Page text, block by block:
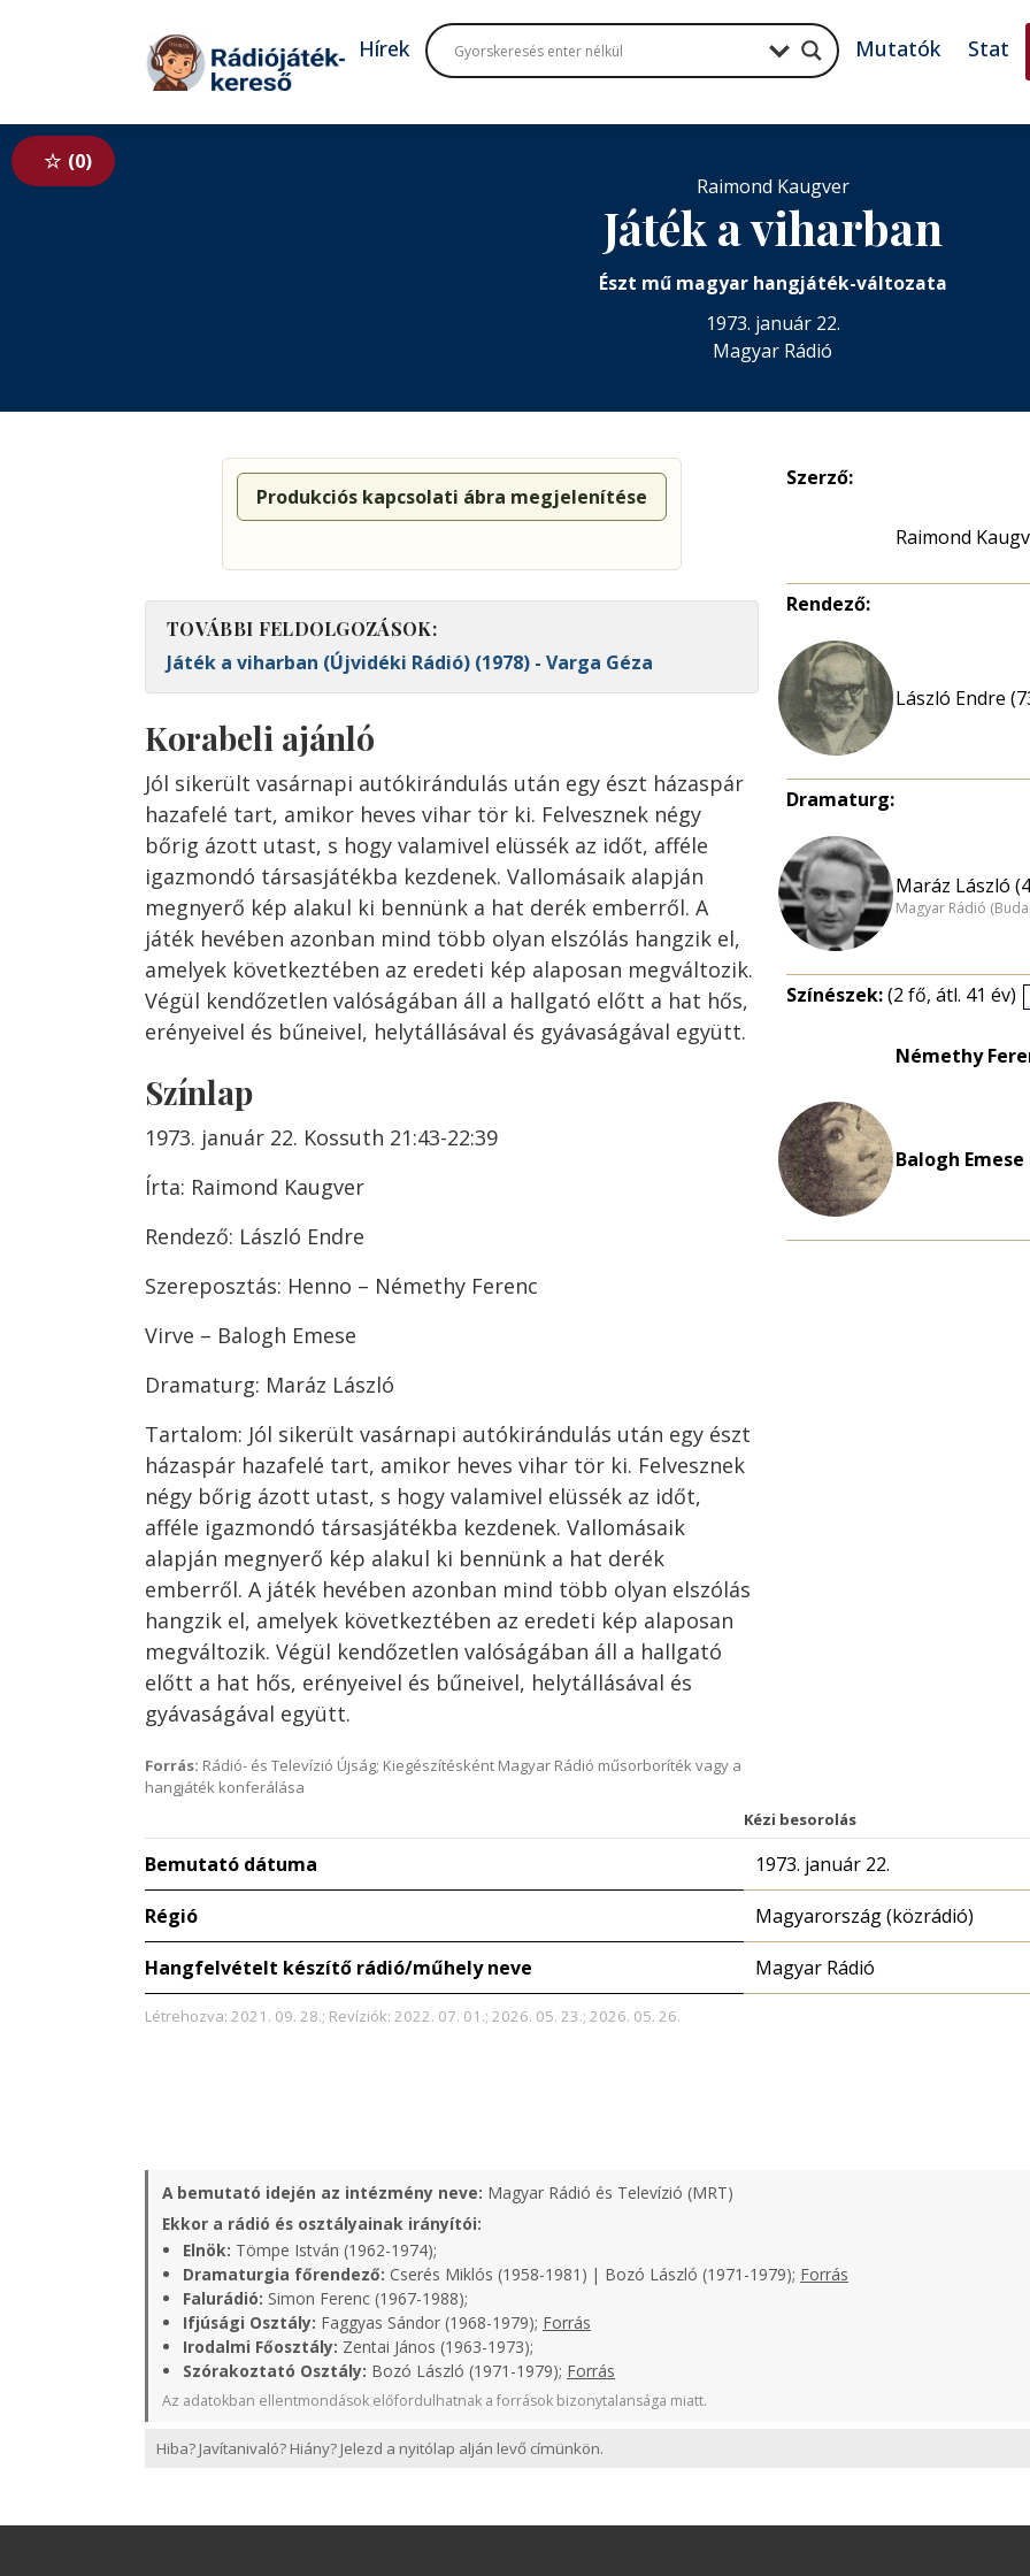
Tovább a tartalomhoz
Hírek Mutatók Stat
0
Raimond Kaugver
Játék a viharban
Észt mű magyar hangjáték-változata
1973. január 22.
Magyar Rádió
Produkciós kapcsolati ábra megjelenítése
TOVÁBBI FELDOLGOZÁSOK:
Játék a viharban (Újvidéki Rádió) (1978) - Varga Géza
Korabeli ajánló
Jól sikerült vasárnapi autókirándulás után egy észt házaspár
hazafelé tart, amikor heves vihar tör ki. Felvesznek négy
bőrig ázott utast, s hogy valamivel elüssék az időt, afféle
igazmondó társasjátékba kezdenek. Vallomásaik alapján
megnyerő kép alakul ki bennünk a hat derék emberről. A
játék hevében azonban mind több olyan elszólás hangzik el,
amelyek következtében az eredeti kép alaposan megváltozik.
Végül kendőzetlen valóságában áll a hallgató előtt a hat hős,
erényeivel és bűneivel, helytállásával és gyávaságával együtt.
Színlap
1973. január 22. Kossuth 21:43-22:39
Írta: Raimond Kaugver
Rendező: László Endre
Szereposztás: Henno – Némethy Ferenc
Virve – Balogh Emese
Dramaturg: Maráz László
Tartalom: Jól sikerült vasárnapi autókirándulás után egy észt
házaspár hazafelé tart, amikor heves vihar tör ki. Felvesznek
négy bőrig ázott utast, s hogy valamivel elüssék az időt,
afféle igazmondó társasjátékba kezdenek. Vallomásaik
alapján megnyerő kép alakul ki bennünk a hat derék
emberről. A játék hevében azonban mind több olyan elszólás
hangzik el, amelyek következtében az eredeti kép alaposan
megváltozik. Végül kendőzetlen valóságában áll a hallgató
előtt a hat hős, erényeivel és bűneivel, helytállásával és
gyávaságával együtt.
Forrás: Rádió- és Televízió Újság; Kiegészítésként Magyar Rádió műsorboríték vagy a
hangjáték konferálása
Szerző:
Raimond
Rendező:
László Endre
Dramaturg:
Maráz László
Magyar Rádió
Színészek:(2 fő, átl. 41 év)
Némethy
Balogh Emese
Kézi besorolás
Bemutató dátuma 1973. január 22.
Régió Magyarország (közrádió)
Hangfelvételt készítő rádió/műhely neve Magyar Rádió
Létrehozva: 2021. 09. 28.; Revíziók: 2022. 07. 01.; 2026. 05. 23.; 2026. 05. 26.
A bemutató idején az intézmény neve: Magyar Rádió és Televízió (MRT)
Ekkor a rádió és osztályainak irányítói:
Elnök: Tömpe István (1962-1974);
Dramaturgia főrendező: Cserés Miklós (1958-1981) | Bozó László (1971-1979); Forrás
Falurádió: Simon Ferenc (1967-1988);
Ifjúsági Osztály: Faggyas Sándor (1968-1979); Forrás
Irodalmi Főosztály: Zentai János (1963-1973);
Szórakoztató Osztály: Bozó László (1971-1979); Forrás
Az adatokban ellentmondások előfordulhatnak a források bizonytalansága miatt.
Hiba? Javítanivaló? Hiány? Jelezd a nyitólap alján levő címünkön.